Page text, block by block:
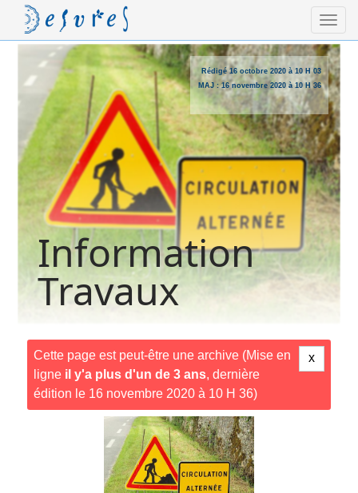
Rédigé16 octobre 2020 à 10 H 03
MAJ :16 novembre 2020 à 10 H 36
Information
Travaux
x
Cette page est peut-être une archive (Mise en
ligne il y'a plus d'un de 3 ans, dernière
édition le 16 novembre 2020 à 10 H 36)